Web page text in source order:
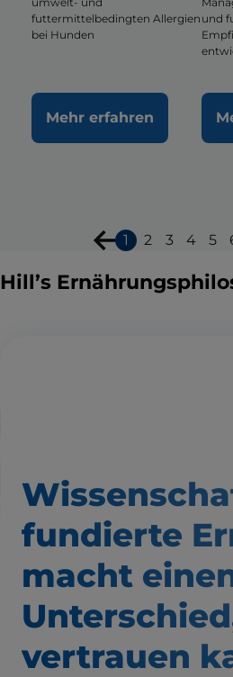
futtermittelbedingten Allergien
bei Hunden
Mehr erfahren
und
1 2 3 4 5
Hill’s
fundierte
macht
vertrauen